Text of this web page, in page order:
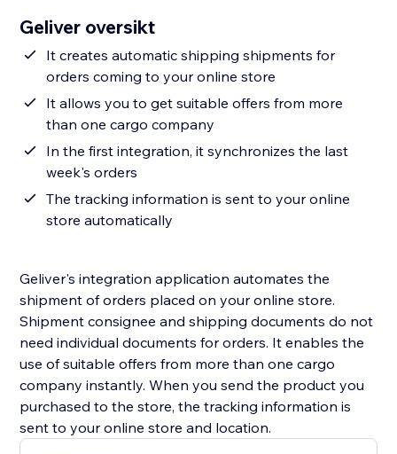
Geliver oversikt
It creates automatic shipping shipments for
orders coming to your online store
It allows you to get suitable offers from more
than one cargo company
In the first integration, it synchronizes the last
week's orders
The tracking information is sent to your online
store automatically
Geliver's integration application automates the
shipment of orders placed on your online store.
Shipment consignee and shipping documents do not
need individual documents for orders. It enables the
use of suitable offers from more than one cargo
company instantly. When you send the product you
purchased to the store, the tracking information is
sent to your online store and location.